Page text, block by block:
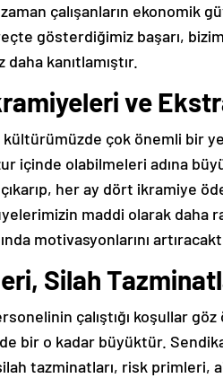
çalışanların ekonomik
gösterdiğimiz başarı,
kanıtlamıştır.
ve
çok önemli bir
içinde olabilmeleri adına
her ay dört ikramiye
maddi olarak daha
motivasyonlarını
Silah
çalıştığı koşullar
bir o kadar büyüktür.
silah tazminatları, risk